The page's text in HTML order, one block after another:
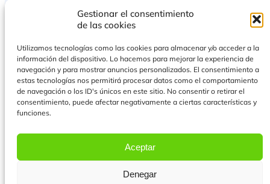
Gestionar el consentimiento
de las cookies
Utilizamos tecnologías como las cookies para almacenar y/o acceder a la
información del dispositivo. Lo hacemos para mejorar la experiencia de
navegación y para mostrar anuncios personalizados. El consentimiento a
estas tecnologías nos permitirá procesar datos como el comportamiento
de navegación o los ID's únicos en este sitio. No consentir o retirar el
consentimiento, puede afectar negativamente a ciertas características y
funciones.
Aceptar
Denegar
Más Información